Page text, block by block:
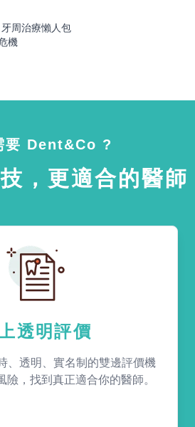
周治療懶人包
機
要 Dent&Co ?
，更適合的醫師
透明評價
、透明、實名制的雙邊評價機
險，找到真正適合你的醫師。